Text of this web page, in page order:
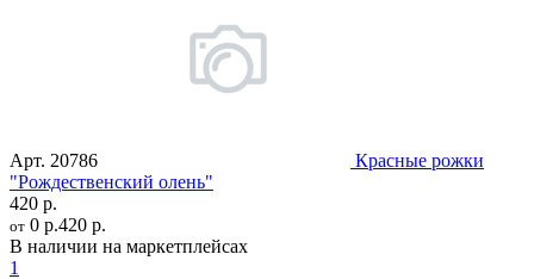
Арт. 20786
Красные рожки
"Рождественский олень"
420 р.
от 0 р.420 р.
В наличии на маркетплейсах
1